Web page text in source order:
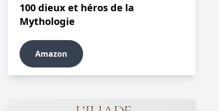
100 dieux et héros de la
Mythologie
Amazon